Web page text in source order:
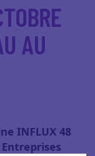
AU
INFLUX 48